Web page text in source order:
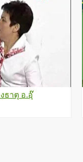
ธาตุ อ.อุ๊